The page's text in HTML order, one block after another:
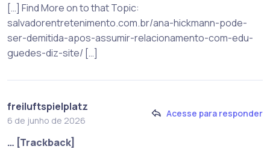
[…] Find More on to that Topic:
salvadorentretenimento.com.br/ana-hickmann-pode-
ser-demitida-apos-assumir-relacionamento-com-edu-
guedes-diz-site/ […]
freiluftspielplatz
6 de junho de 2026
Acesse para responder
… [Trackback]